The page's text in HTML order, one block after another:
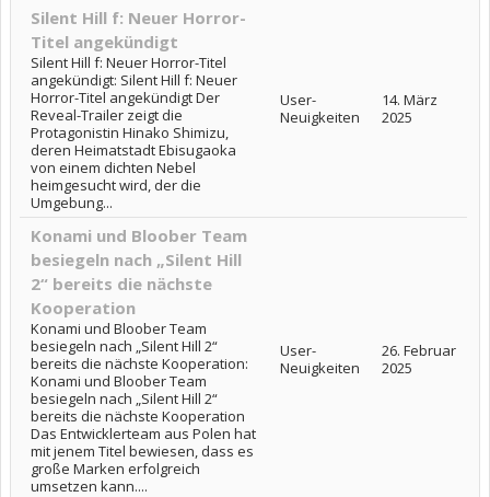
Silent Hill f: Neuer Horror-
Titel angekündigt
Silent Hill f: Neuer Horror-Titel
angekündigt: Silent Hill f: Neuer
Horror-Titel angekündigt Der
Reveal-Trailer zeigt die
Protagonistin Hinako Shimizu,
deren Heimatstadt Ebisugaoka
von einem dichten Nebel
heimgesucht wird, der die
Umgebung...
User-
Neuigkeiten
14. März
2025
Konami und Bloober Team
besiegeln nach „Silent Hill
2“ bereits die nächste
Kooperation
Konami und Bloober Team
besiegeln nach „Silent Hill 2“
bereits die nächste Kooperation:
Konami und Bloober Team
besiegeln nach „Silent Hill 2“
bereits die nächste Kooperation
Das Entwicklerteam aus Polen hat
mit jenem Titel bewiesen, dass es
große Marken erfolgreich
umsetzen kann....
User-
Neuigkeiten
26. Februar
2025